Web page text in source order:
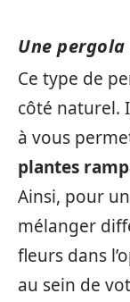
Une
Ce type de
côté naturel.
à vous
plantes
Ainsi, pour
mélanger
fleurs dans
au sein de